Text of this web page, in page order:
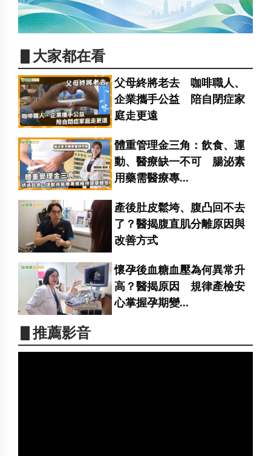
▋大家都在看
父母終將老去 咖啡職人、
企業攜手公益 陪自閉症家
庭走更遠
體重管理金三角：飲食、運
動、醫療缺一不可 腸泌素
用藥需醫療專...
產後肚皮鬆垮、腹凸回不去
了？醫揭腹直肌分離原因與
改善方式
懷孕後血糖血壓為何異常升
高？醫揭原因 規律產檢安
心掌握孕期變...
▋推薦影音